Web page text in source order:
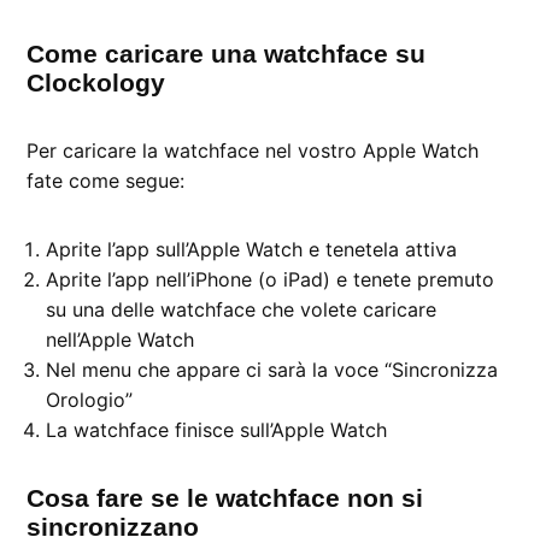
Come caricare una watchface su
Clockology
Per caricare la watchface nel vostro Apple Watch
fate come segue:
Aprite l’app sull’Apple Watch e tenetela attiva
Aprite l’app nell’iPhone (o iPad) e tenete premuto
su una delle watchface che volete caricare
nell’Apple Watch
Nel menu che appare ci sarà la voce “Sincronizza
Orologio”
La watchface finisce sull’Apple Watch
Cosa fare se le watchface non si
sincronizzano